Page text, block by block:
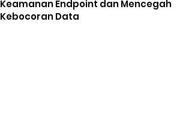
Keamanan Endpoint dan Mencegah
Kebocoran Data